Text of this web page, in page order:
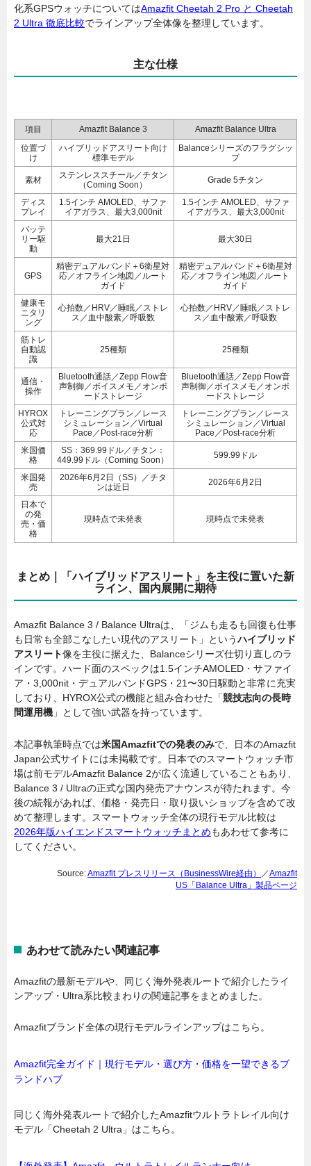
化系GPSウォッチについてはAmazfit Cheetah 2 Pro と Cheetah
2 Ultra 徹底比較でラインアップ全体像を整理しています。
主な仕様
項目 Amazfit Balance 3
Amazfit Balance Ultra
位置づ
け
ハイブリッドアスリート向け
標準モデル
Balanceシリーズのフラグシッ
プ
素材
ステンレススチール／チタン
（Coming Soon）
Grade 5チタン
ディス
プレイ
1.5インチ AMOLED、サファ
イアガラス、最大3,000nit
1.5インチ AMOLED、サファ
イアガラス、最大3,000nit
バッテ
リー駆
動
最大21日 最大30日
GPS
精密デュアルバンド＋6衛星対
応／オフライン地図／ルート
ガイド
精密デュアルバンド＋6衛星対
応／オフライン地図／ルート
ガイド
健康モ
ニタリ
ング
心拍数／HRV／睡眠／ストレ
ス／血中酸素／呼吸数
心拍数／HRV／睡眠／ストレ
ス／血中酸素／呼吸数
筋トレ
自動認
識
25種類 25種類
通信・
操作
Bluetooth通話／Zepp Flow音
声制御／ボイスメモ／オンボ
ードストレージ
Bluetooth通話／Zepp Flow音
声制御／ボイスメモ／オンボ
ードストレージ
HYROX
公式対
応
トレーニングプラン／レース
シミュレーション／Virtual
Pace／Post-race分析
トレーニングプラン／レース
シミュレーション／Virtual
Pace／Post-race分析
米国価
格
SS：369.99ドル／チタン：
449.99ドル（Coming Soon）
599.99ドル
米国発
売
2026年6月2日（SS）／チタ
ンは近日
2026年6月2日
日本で
の発
売・価
格
現時点で未発表 現時点で未発表
まとめ｜「ハイブリッドアスリート」を主役に置いた新
ライン、国内展開に期待
Amazfit Balance 3 / Balance Ultraは、「ジムも走るも回復も仕事
も日常も全部こなしたい現代のアスリート」というハイブリッド
アスリート像を主役に据えた、Balanceシリーズ仕切り直しのラ
インです。ハード面のスペックは1.5インチAMOLED・サファイ
ア・3,000nit・デュアルバンドGPS・21〜30日駆動と非常に充実
しており、HYROX公式の機能と組み合わせた「競技志向の長時
間運用機 」として強い武器を持っています。
本記事執筆時点では米国Amazfitでの発表のみで、日本のAmazfit
Japan公式サイトには未掲載です。日本でのスマートウォッチ市
場は前モデルAmazfit Balance 2が広く流通していることもあり、
Balance 3 / Ultraの正式な国内発売アナウンスが待たれます。今
後の続報があれば、価格・発売日・取り扱いショップを含めて改
めて整理します。スマートウォッチ全体の現行モデル比較は
2026年版ハイエンドスマートウォッチまとめもあわせて参考に
してください。
Source:Amazfit プレスリリース（BusinessWire経由） ／Amazfit
US「Balance Ultra」製品ページ
あわせて読みたい関連記事
Amazfitの最新モデルや、同じく海外発表ルートで紹介したライ
ンアップ・Ultra系比較まわりの関連記事をまとめました。
Amazfitブランド全体の現行モデルラインアップはこちら。
Amazfit完全ガイド｜現行モデル・選び方・価格を一望できるブ
ランドハブ
同じく海外発表ルートで紹介したAmazfitウルトラトレイル向け
モデル「Cheetah 2 Ultra」はこちら。